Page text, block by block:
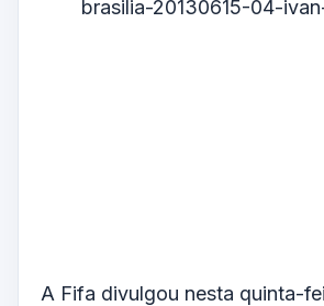
A Fifa divulgou nesta quinta-